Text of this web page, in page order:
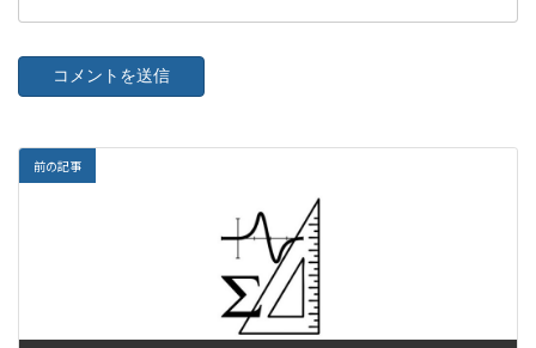
前の記事